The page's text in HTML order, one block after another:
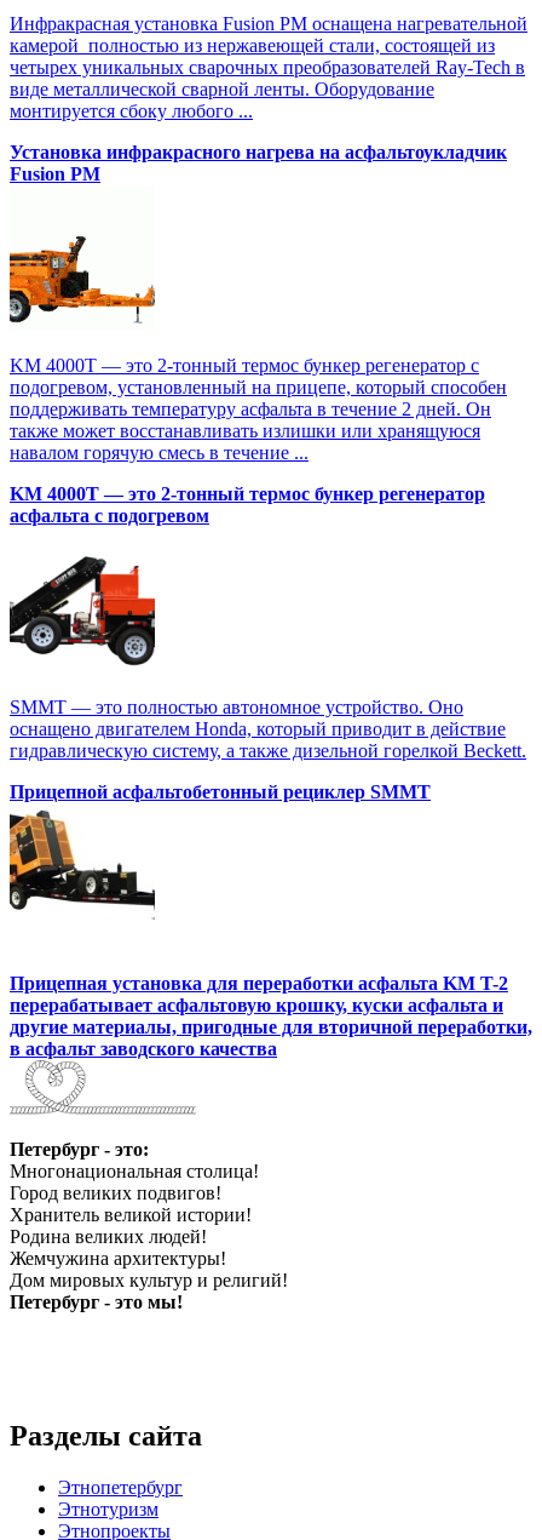
Инфракрасная установка Fusion PM оснащена нагревательной
камерой полностью из нержавеющей стали, состоящей из
четырех уникальных сварочных преобразователей Ray-Tech в
виде металлической сварной ленты. Оборудование
монтируется сбоку любого ...
Установка инфракрасного нагрева на асфальтоукладчик
Fusion PM
KM 4000T — это 2-тонный термос бункер регенератор с
подогревом, установленный на прицепе, который способен
поддерживать температуру асфальта в течение 2 дней. Он
также может восстанавливать излишки или хранящуюся
навалом горячую смесь в течение ...
KM 4000T — это 2-тонный термос бункер регенератор
асфальта с подогревом
SMMT — это полностью автономное устройство. Оно
оснащено двигателем Honda, который приводит в действие
гидравлическую систему, а также дизельной горелкой Beckett.
Прицепной асфальтобетонный рециклер SMMT
Прицепная установка для переработки асфальта KM T-2
перерабатывает асфальтовую крошку, куски асфальта и
другие материалы, пригодные для вторичной переработки,
в асфальт заводского качества
Петербург - это:
Многонациональная столица!
Город великих подвигов!
Хранитель великой истории!
Родина великих людей!
Жемчужина архитектуры!
Дом мировых культур и религий!
Петербург - это мы!
Разделы сайта
Этнопетербург
Этнотуризм
Этнопроекты